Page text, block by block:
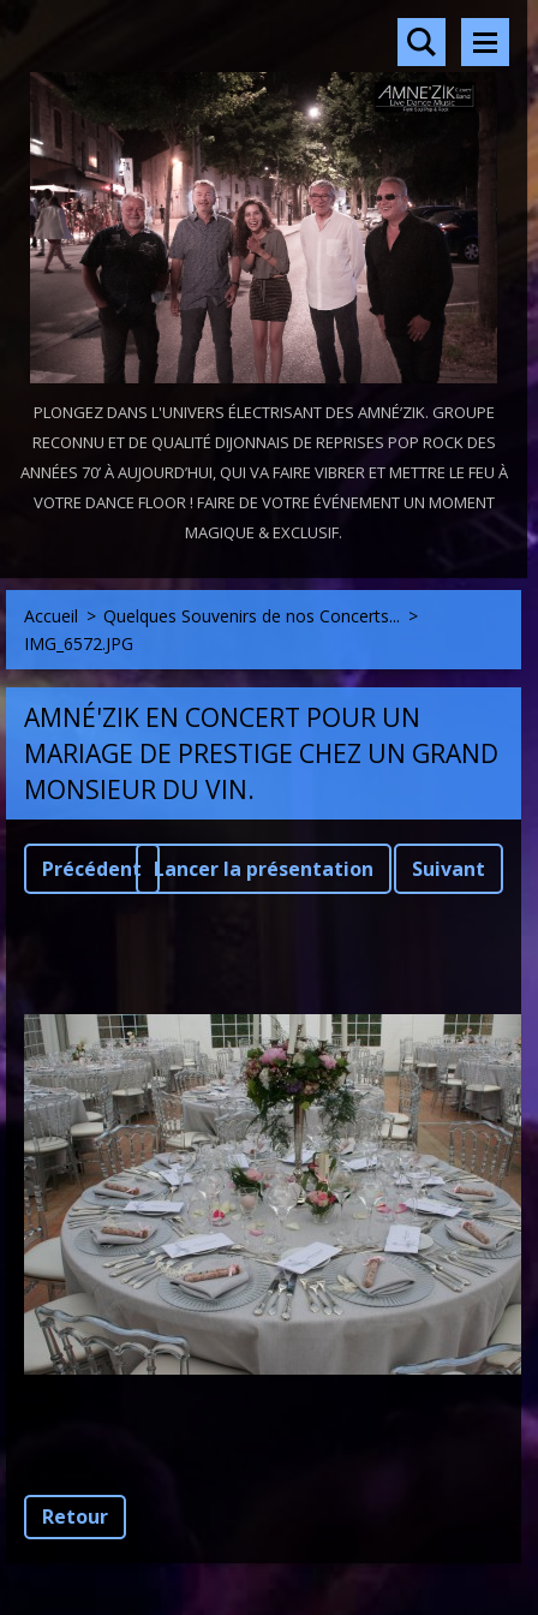
PLONGEZ DANS L'UNIVERS ÉLECTRISANT DES AMNÉ’ZIK. GROUPE
RECONNU ET DE QUALITÉ DIJONNAIS DE REPRISES POP ROCK DES
ANNÉES 70’ À AUJOURD’HUI, QUI VA FAIRE VIBRER ET METTRE LE FEU À
VOTRE DANCE FLOOR ! FAIRE DE VOTRE ÉVÉNEMENT UN MOMENT
MAGIQUE & EXCLUSIF.
Accueil > Quelques Souvenirs de nos Concerts... >
IMG_6572.JPG
AMNÉ'ZIK EN CONCERT POUR UN
MARIAGE DE PRESTIGE CHEZ UN GRAND
MONSIEUR DU VIN.
Précédent Lancer la présentation Suivant
Retour